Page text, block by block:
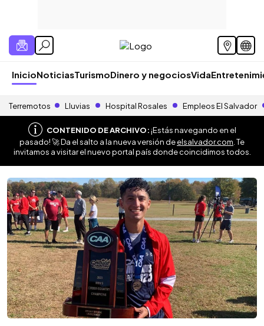
InicioNoticiasTurismoDinero y negociosVida
Terremotos Lluvias Hospital Rosales Empleos El Salvador
CONTENIDO DE ARCHIVO:¡Estás navegando en el
pasado! 🚀 Da el salto a la nueva versión deelsalvador.com . Te
invitamos a visitar el nuevo portal país donde coincidimos todos.